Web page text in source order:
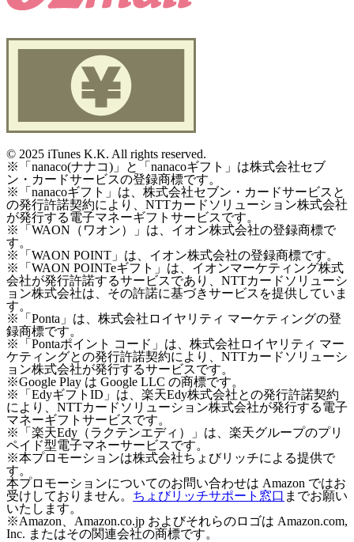
© 2025 iTunes K.K. All rights reserved.
※「nanaco(ナナコ)」と「nanacoギフト」は株式会社セブ
ン・カードサービスの登録商標です。
※「nanacoギフト」は、株式会社セブン・カードサービスと
の発行許諾契約により、NTTカードソリューション株式会社
が発行する電子マネーギフトサービスです。
※「WAON（ワオン）」は、イオン株式会社の登録商標で
す。
※「WAON POINT」は、イオン株式会社の登録商標です。
※「WAON POINTeギフト」は、イオンマーケティング株式
会社が発行許諾するサービスであり、NTTカードソリューシ
ョン株式会社は、その許諾に基づきサービスを提供していま
す。
※「Ponta」は、株式会社ロイヤリティ マーケティングの登
録商標です。
※「Pontaポイント コード」は、株式会社ロイヤリティ マー
ケティングとの発行許諾契約により、NTTカードソリューシ
ョン株式会社が発行するサービスです。
※Google Play は Google LLC の商標です。
※「EdyギフトID」は、楽天Edy株式会社との発行許諾契約
により、NTTカードソリューション株式会社が発行する電子
マネーギフトサービスです。
※「楽天Edy（ラクテンエディ）」は、楽天グループのプリ
ペイド型電子マネーサービスです。
※本プロモーションは株式会社ちょびリッチによる提供で
す。
本プロモーションについてのお問い合わせは Amazon ではお
受けしておりません。 ちょびリッチサポート窓口 までお願い
いたします。
※Amazon、Amazon.co.jp およびそれらのロゴは Amazon.com,
Inc. またはその関連会社の商標です。